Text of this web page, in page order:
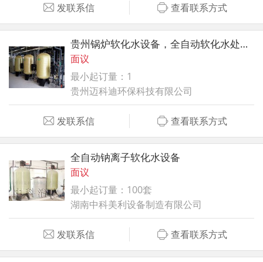
发联系信 查看联系方式
贵州锅炉软化水设备，全自动软化水处理装置
面议
最小起订量：1
贵州迈科迪环保科技有限公司
发联系信 查看联系方式
全自动钠离子软化水设备
面议
最小起订量：100套
湖南中科美利设备制造有限公司
发联系信 查看联系方式